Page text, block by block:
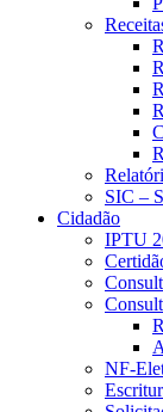
SIC –
Cidadão
IPTU
NF-